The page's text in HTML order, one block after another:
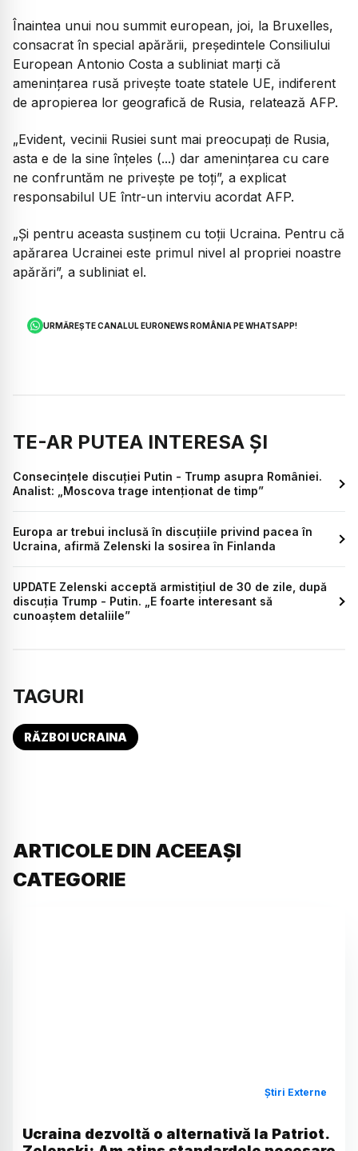
Înaintea unui nou summit european, joi, la Bruxelles,
consacrat în special apărării, președintele Consiliului
European Antonio Costa a subliniat marți că
amenințarea rusă privește toate statele UE, indiferent
de apropierea lor geografică de Rusia, relatează AFP.
„Evident, vecinii Rusiei sunt mai preocupați de Rusia,
asta e de la sine înțeles (...) dar amenințarea cu care
ne confruntăm ne privește pe toți”, a explicat
responsabilul UE într-un interviu acordat AFP.
„Și pentru aceasta susținem cu toții Ucraina. Pentru că
apărarea Ucrainei este primul nivel al propriei noastre
apărări”, a subliniat el.
URMĂREȘTE CANALUL EURONEWS ROMÂNIA PE WHATSAPP!
TE-AR PUTEA INTERESA ȘI
Consecințele discuției Putin - Trump asupra României.
Analist: „Moscova trage intenționat de timp”
Europa ar trebui inclusă în discuțiile privind pacea în
Ucraina, afirmă Zelenski la sosirea în Finlanda
UPDATE Zelenski acceptă armistițiul de 30 de zile, după
discuția Trump - Putin. „E foarte interesant să
cunoaștem detaliile”
TAGURI
RĂZBOI UCRAINA
ARTICOLE DIN ACEEAȘI
CATEGORIE
Știri Externe
Ucraina dezvoltă o alternativă la Patriot.